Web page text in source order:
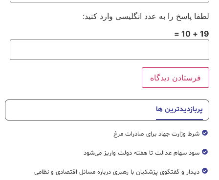
لطفا پاسخ را به عدد انگلیسی وارد کنید:
19 + 10 =
پربازدیدترین ها
شرط وزارت جهاد برای صادرات مرغ
سود سهام عدالت تا هفته دولت واریز می‌شود
دیدار و گفتگوی پزشکیان با رهبری درباره مسائل اقتصادی و نظامی